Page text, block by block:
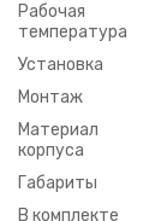
Рабочая
температура
Установка
Монтаж
Материал
корпуса
Габариты
В комплекте